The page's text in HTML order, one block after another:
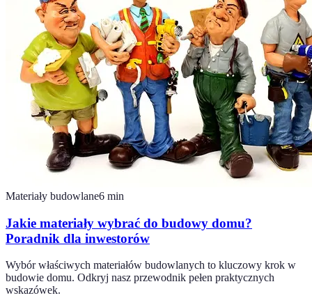
Materiały budowlane6 min
Jakie materiały wybrać do budowy domu?
Poradnik dla inwestorów
Wybór właściwych materiałów budowlanych to kluczowy krok w
budowie domu. Odkryj nasz przewodnik pełen praktycznych
wskazówek.